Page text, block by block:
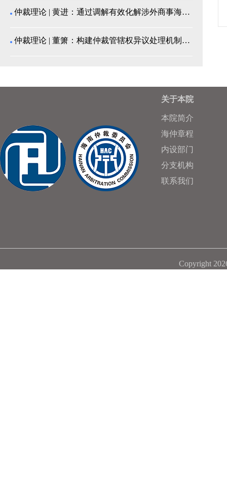
仲裁理论 | 黄进：通过调解有效化解涉外商事海事纠...
仲裁理论 | 董箫：构建仲裁管辖权异议处理机制的中...
关于本院
本院简介
海仲章程
内设部门
分支机构
联系我们
Copyright